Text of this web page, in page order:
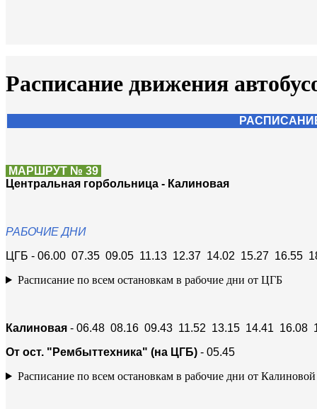
Расписание движения
МАРШРУТ № 39
Центральная горбольница - Калиновая
РАБОЧИЕ ДНИ
ЦГБ - 06.00 07.35 09.05 11.13 12.37 14.02 15.27 16.55
Расписание по всем остановкам в рабочие дни от ЦГБ
Калиновая - 06.48 08.16 09.43 11.52 13.15 14.41 16.08
От ост. "Рембыттехника" (на ЦГБ) - 05.45
Расписание по всем остановкам в рабочие дни от Калиновой